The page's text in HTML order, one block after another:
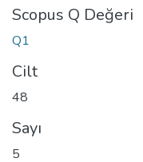
Scopus Q Değeri
Q1
Cilt
48
Sayı
5